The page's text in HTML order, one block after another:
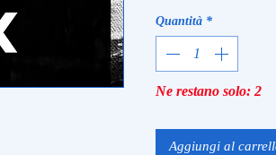
Quantità *
Ne restano solo: 2
Aggiungi al